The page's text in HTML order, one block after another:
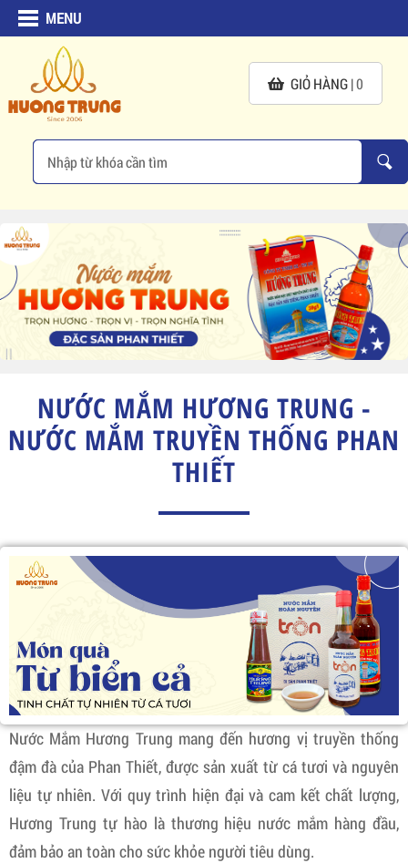
MENU
GIỎ HÀNG |0
NƯỚC MẮM HƯƠNG TRUNG -
NƯỚC MẮM TRUYỀN THỐNG PHAN
THIẾT
Nước Mắm Hương Trung mang đến hương vị truyền thống
đậm đà của Phan Thiết, được sản xuất từ cá tươi và nguyên
liệu tự nhiên. Với quy trình hiện đại và cam kết chất lượng,
Hương Trung tự hào là thương hiệu nước mắm hàng đầu,
đảm bảo an toàn cho sức khỏe người tiêu dùng.